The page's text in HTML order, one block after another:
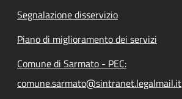
Segnalazione disservizio
Piano di miglioramento dei servizi
Comune di Sarmato - PEC:
comune.sarmato@sintranet.legalmail.it